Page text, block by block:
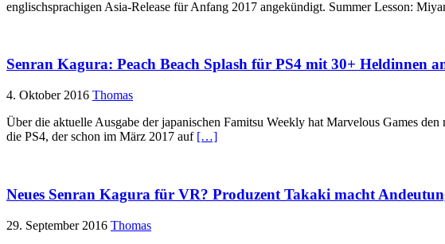
englischsprachigen Asia-Release für Anfang 2017 angekündigt. Summer Lesson:
Senran Kagura: Peach Beach Splash für PS4 mit 30+ Heldinnen
4. Oktober 2016 Thomas
Über die aktuelle Ausgabe der japanischen Famitsu Weekly hat Marvelous Games
die PS4, der schon im März 2017 auf […]
Neues Senran Kagura für VR? Produzent Takaki macht
29. September 2016 Thomas